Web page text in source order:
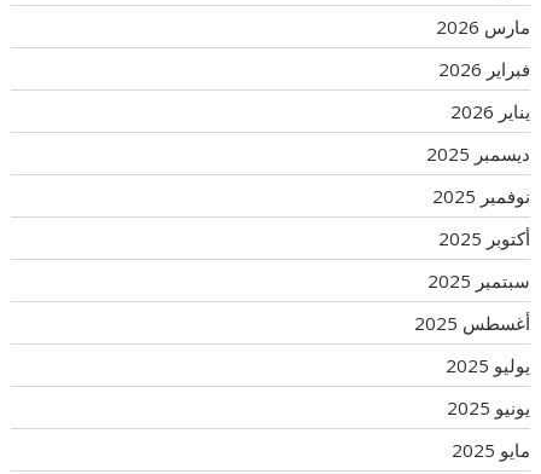
مارس 2026
فبراير 2026
يناير 2026
ديسمبر 2025
نوفمبر 2025
أكتوبر 2025
سبتمبر 2025
أغسطس 2025
يوليو 2025
يونيو 2025
مايو 2025